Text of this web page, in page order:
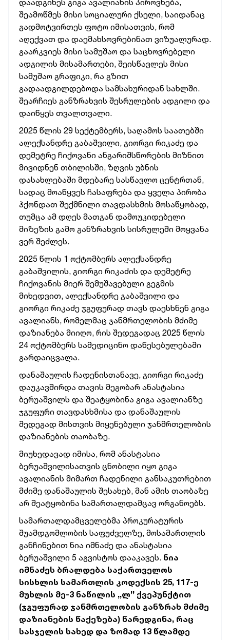
დაადგინეს გიგა ავალიანის პიროვნება,
შეამოწმეს მისი სოციალური ქსელი, საიდანაც
გადმოტვირთეს ფოტო იმისათვის, რომ
აღექვათ და დაემახსოვრებინათ ვიზუალურად.
გაარკვიეს მისი სამუშაო და საცხოვრებელი
ადგილის მისამართები, შეისწავლეს მისი
სამუშაო გრაფიკი, რა გზით
გადაადგილდებოდა სამსახურიდან სახლში.
შეარჩიეს განზრახვის შესრულების ადგილი და
დაიწყეს თვალთვალი.
2025 წლის 29 სექტემბერს, საღამოს საათებში
ალექსანდრე გაბაშვილი, გიორგი რიკაძე და
დემეტრე ჩიქოვანი ანგარიშსწორების მიზნით
მივიდნენ თბილისში, ზღვის უბნის
დასახლებაში მდებარე სასწავლო ცენტრთან,
სადაც მოაწყვეს ჩასაფრება და ყველა პირობა
ჰქონდათ შექმნილი თავდასხმის მოსაწყობად,
თუმცა ამ დღეს მათგან დამოუკიდებელი
მიზეზის გამო განზრახვის სისრულეში მოყვანა
ვერ შეძლეს.
2025 წლის 1 ოქტომბერს ალექსანდრე
გაბაშვილის, გიორგი რიკაძის და დემეტრე
ჩიქოვანის მიერ შემუშავებული გეგმის
მიხედვით, ალექსანდრე გაბაშვილი და
გიორგი რიკაძე ჯგუფურად თავს დაესხნენ გიგა
ავალიანს, რომელმაც ჯანმრთელობის მძიმე
დაზიანება მიიღო, რის შედეგადაც 2025 წლის
24 ოქტომბერს სამედიცინო დაწესებულებაში
გარდაიცვალა.
დანაშაულის ჩადენისთანავე, გიორგი რიკაძე
დაუკავშირდა თავის მეგობარ ანასტასია
ბერუაშვილს და შეატყობინა გიგა ავალიანზე
ჯგუფური თავდასხმისა და დანაშაულის
შედეგად მისთვის მიყენებული ჯანმრთელობის
დაზიანების თაობაზე.
მიუხედავად იმისა, რომ ანასტასია
ბერუაშვილისათვის ცნობილი იყო გიგა
ავალიანის მიმართ ჩადენილი განსაკუთრებით
მძიმე დანაშაულის შესახებ, მან ამის თაობაზე
არ შეატყობინა სამართალდამცავ ორგანოებს.
სამართალდამცველებმა პროკურატურის
შუამდგომლობის საფუძველზე, მოსამართლის
განჩინებით ნია იმნაძე და ანასტასია
ბერუაშვილი 5 აგვისტოს დააკავეს. ნია
იმნაძეს ბრალდება საქართველოს
სისხლის სამართლის კოდექსის 25, 117-ე
მუხლის მე-3 ნაწილის ,,ლ’’ ქვეპუნქტით
(ჯგუფურად ჯანმრთელობის განზრახ მძიმე
დაზიანების წაქეზება) წარედგინა, რაც
სასჯელის სახედ და ზომად 13 წლამდე